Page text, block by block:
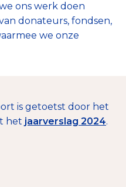
ons werk doen
donateurs, fondsen,
we onze
is getoetst door het
het jaarverslag 2024.